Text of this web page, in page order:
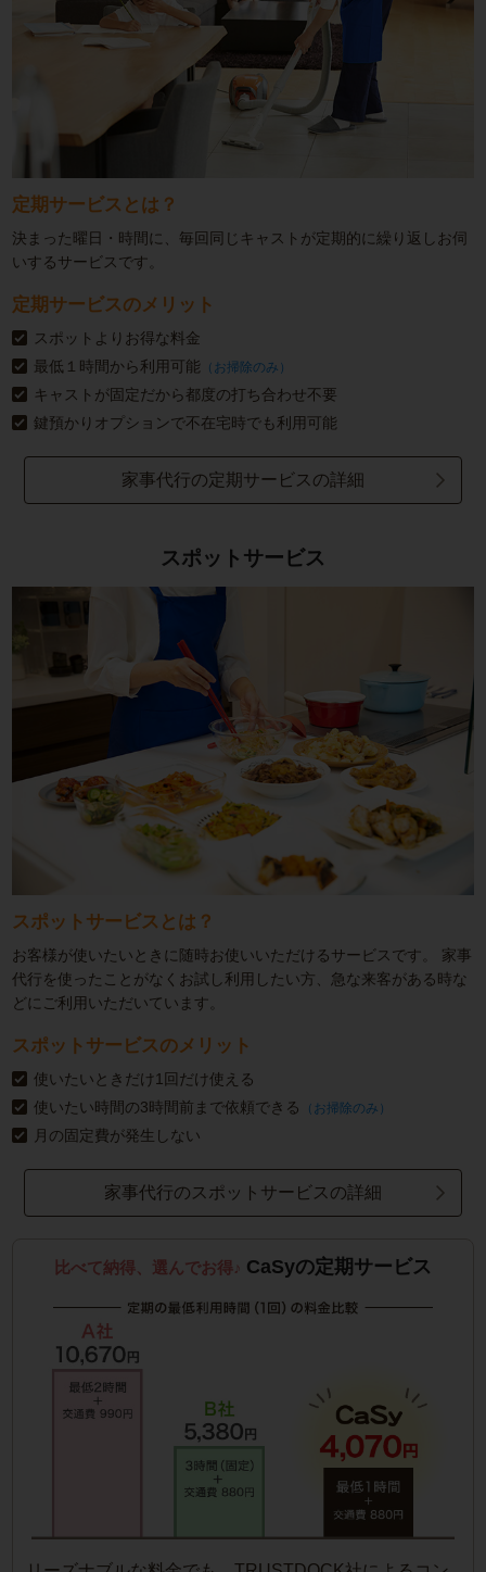
定期サービスとは？
決まった曜日・時間に、毎回同じキャストが定期的に繰り返しお伺
いするサービスです。
定期サービスのメリット
スポットよりお得な料金
最低１時間から利用可能 （お掃除のみ）
キャストが固定だから都度の打ち合わせ不要
鍵預かりオプションで不在宅時でも利用可能
家事代行の定期サービスの詳細
スポットサービス
スポットサービスとは？
お客様が使いたいときに随時お使いいただけるサービスです。
家事
代行を使ったことがなくお試し利用したい方、急な来客がある時な
どにご利用いただいています。
スポットサービスのメリット
使いたいときだけ1回だけ使える
使いたい時間の3時間前まで依頼できる
（お掃除のみ）
月の固定費が発生しない
家事代行のスポットサービスの詳細
比べて納得、選んでお得♪ CaSyの定期サービス